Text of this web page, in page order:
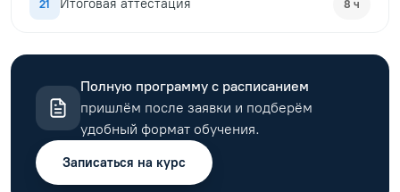
21 Итоговая аттестация 8 ч
Полную программу с расписанием
пришлём после заявки и подберём
удобный формат обучения.
Записаться на курс